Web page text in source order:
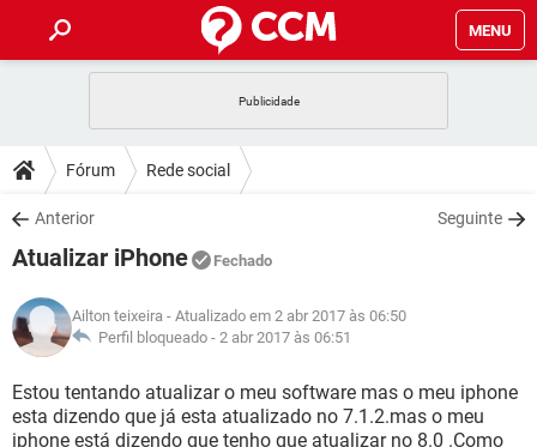
MENU
CELULAR
OUTLOOK
INSTAGRAM
GUIA DE COMPRAS
DICAS
JOGOS
INSTAGRAM GMAIL
GUIA DE COMPRAS
DOWNLOADS
JOGOS
CELULAR
OUTLOOK EXCEL
GMAIL
GUIA DE COMPRAS
JOGOS WHATSAPP
CELULAR
OUTLOOK EXCEL
INSTAGRAM GMAIL
GLOSSÁRIO
WHATSAPP
CELULAR FACEBOOK
Fórum Rede social
Anterior Seguinte
Atualizar iPhone Fechado
Ailton teixeira - Atualizado em 2 abr 2017 às 06:50
Perfil bloqueado - 2 abr 2017 às 06:51
Estou tentando atualizar o meu software mas o meu iphone
esta dizendo que já esta atualizado no 7.1.2.mas o meu
iphone está dizendo que tenho que atualizar no 8.0 .Como